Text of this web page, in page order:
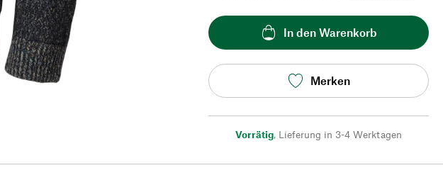
In den Warenkorb
Merken
Vorrätig, Lieferung in 3-4 Werktagen